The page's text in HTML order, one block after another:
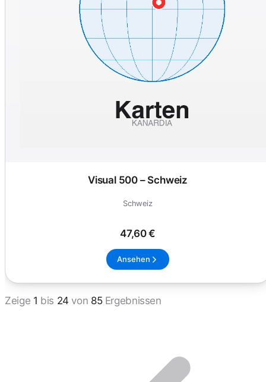
Visual 500 – Schweiz
Schweiz
47,60 €
Ansehen
Zeige 1 bis 24 von 85Ergebnissen